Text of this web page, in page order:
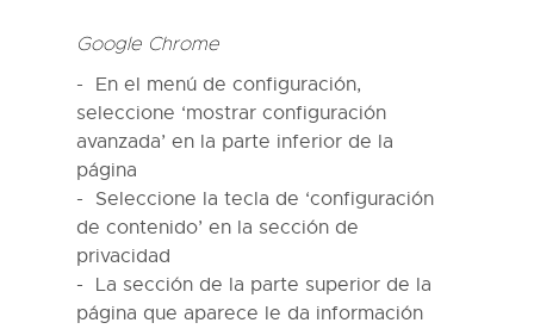
Google Chrome
En el menú de configuración,
seleccione ‘mostrar configuración
avanzada’ en la parte inferior de la
página
Seleccione la tecla de ‘configuración
de contenido’ en la sección de
privacidad
La sección de la parte superior de la
página que aparece le da información